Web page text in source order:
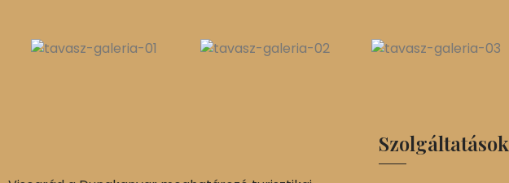
Szolgáltatások